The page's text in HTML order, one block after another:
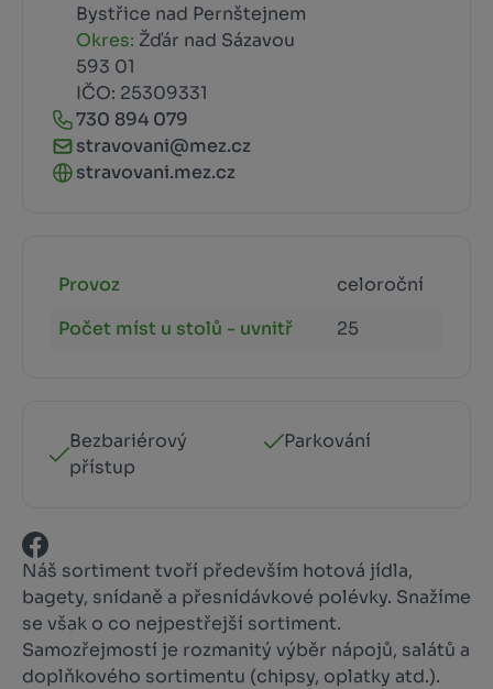
Bystřice nad Pernštejnem
Okres: Žďár nad Sázavou
593 01
IČO: 25309331
730 894 079
stravovani@mez.cz
stravovani.mez.cz
Provoz
celoroční
Počet míst u stolů - uvnitř
25
Bezbariérový
přístup
Parkování
Náš sortiment tvoří především hotová jídla,
bagety, snídaně a přesnídávkové polévky. Snažíme
se však o co nejpestřejší sortiment.
Samozřejmostí je rozmanitý výběr nápojů, salátů a
doplňkového sortimentu (chipsy, oplatky atd.).